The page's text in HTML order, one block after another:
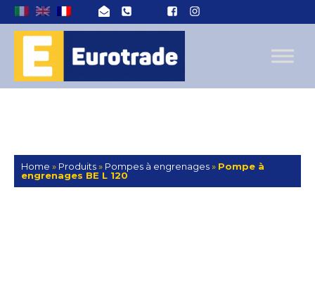
Home » Produits» Pompes à engrenages» Pompe à
engrenages BE L 120